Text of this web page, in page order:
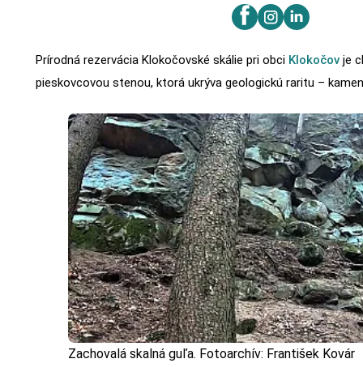
Prírodná rezervácia Klokočovské skálie pri obci Klokočovje
pieskovcovou stenou, ktorá ukrýva geologickú raritu –
Zachovalá skalná guľa. Fotoarchív: František Kovár